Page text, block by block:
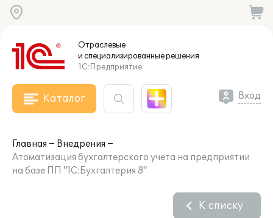
Отраслевые
и специализированныерешения
1С:Предприятие
Каталог Вход
Главная
Внедрения
Атоматизация бухгалтерского учета на предприятии
на базе ПП "1С:Бухгалтерия 8"
К списку